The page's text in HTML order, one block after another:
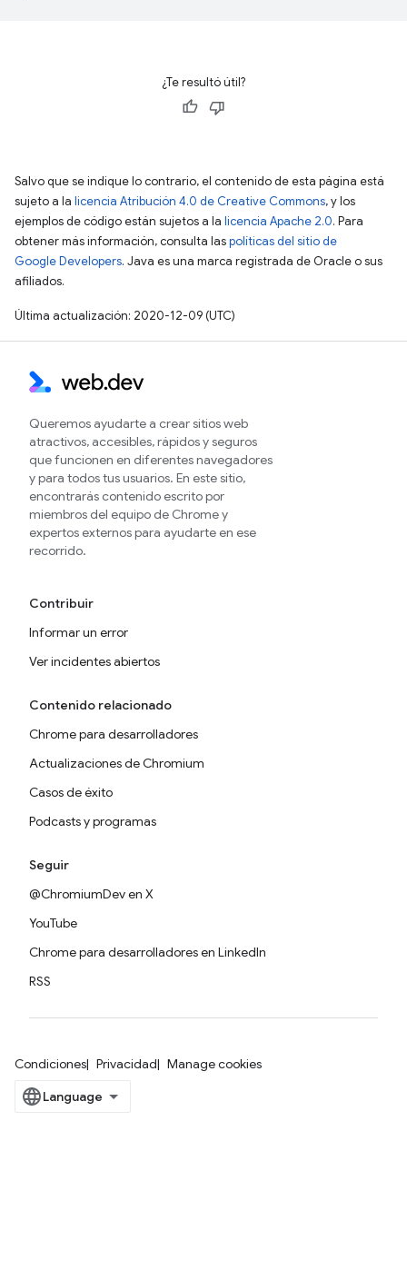
¿Te resultó útil?
Salvo que se indique lo contrario, el contenido de esta página está
sujeto a la licencia Atribución 4.0 de Creative Commons, y los
ejemplos de código están sujetos a la licencia Apache 2.0. Para
obtener más información, consulta laspolíticas del sitio de
Google Developers. Java es una marca registrada de Oracle o sus
afiliados.
Última actualización: 2020-12-09 (UTC)
Queremos ayudarte a crear sitios web
atractivos, accesibles, rápidos y seguros
que funcionen en diferentes navegadores
y para todos tus usuarios. En este sitio,
encontrarás contenido escrito por
miembros del equipo de Chrome y
expertos externos para ayudarte en ese
recorrido.
Contribuir
Informar un error
Ver incidentes abiertos
Contenido relacionado
Chrome para desarrolladores
Actualizaciones de Chromium
Casos de éxito
Podcasts y programas
Seguir
@ChromiumDev en X
YouTube
Chrome para desarrolladores en LinkedIn
RSS
Condiciones Privacidad Manage cookies